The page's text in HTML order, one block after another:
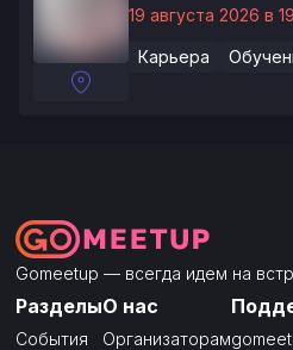
19 августа 2026 в
Карьера
Gomeetup — всегда идем на
Разделы
События
О нас
Организаторам